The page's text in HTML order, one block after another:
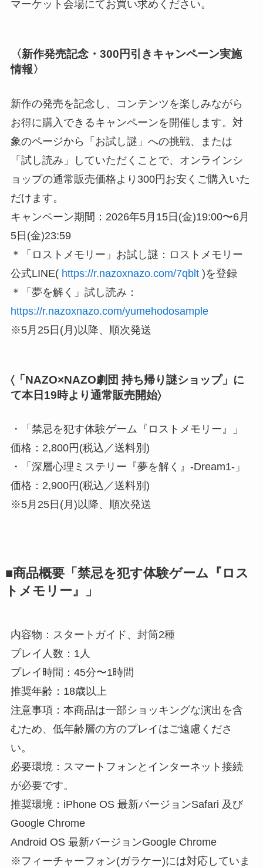
マーケット会場にてお買い求めください。
〈新作発売記念・300円引きキャンペーン実施
情報〉
新作の発売を記念し、コンテンツを楽しみながら
お得に購⼊できるキャンペーンを開催します。対
象のページから「お試し謎」への挑戦、または
「試し読み」していただくことで、オンラインシ
ョップの通常販売価格より300円お安くご購⼊いた
だけます。
キャンペーン期間：2026年5⽉15⽇(⾦)19:00〜6⽉
5⽇(⾦)23:59
＊「ロストメモリー」お試し謎：ロストメモリー
公式LINE( https://r.nazoxnazo.com/7qblt)を登録
＊「夢を解く」試し読み：
https://r.nazoxnazo.com/yumehodosample
※5⽉25⽇(⽉)以降、順次発送
〈「NAZO×NAZO劇団 持ち帰り謎ショップ」に
て本⽇19時より通常販売開始〉
・「禁忌を犯す体験ゲーム『ロストメモリー』」
価格：2,800円(税込／送料別)
・「深層⼼理ミステリー『夢を解く』-Dream1-」
価格：2,900円(税込／送料別)
※5⽉25⽇(⽉)以降、順次発送
■商品概要「禁忌を犯す体験ゲーム『ロス
トメモリー』」
内容物：スタートガイド、封筒2種
プレイ⼈数：1⼈
プレイ時間：45分〜1時間
推奨年齢：18歳以上
注意事項：本商品は⼀部ショッキングな演出を含
むため、低年齢層の⽅のプレイはご遠慮くださ
い。
必要環境：スマートフォンとインターネット接続
が必要です。
推奨環境：iPhone OS 最新バージョンSafari 及び
Google Chrome
Android OS 最新バージョンGoogle Chrome
※フィーチャーフォン(ガラケー)には対応していま